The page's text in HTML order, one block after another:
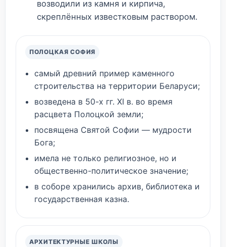
возводили из камня и кирпича,
скреплённых известковым раствором.
ПОЛОЦКАЯ СОФИЯ
самый древний пример каменного
строительства на территории Беларуси;
возведена в 50-х гг. XI в. во время
расцвета Полоцкой земли;
посвящена Святой Софии — мудрости
Бога;
имела не только религиозное, но и
общественно-политическое значение;
в соборе хранились архив, библиотека и
государственная казна.
АРХИТЕКТУРНЫЕ ШКОЛЫ